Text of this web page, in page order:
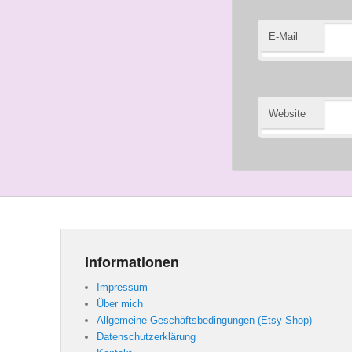
E-Mail
Website
Informationen
Impressum
Über mich
Allgemeine Geschäftsbedingungen (Etsy-Shop)
Datenschutzerklärung